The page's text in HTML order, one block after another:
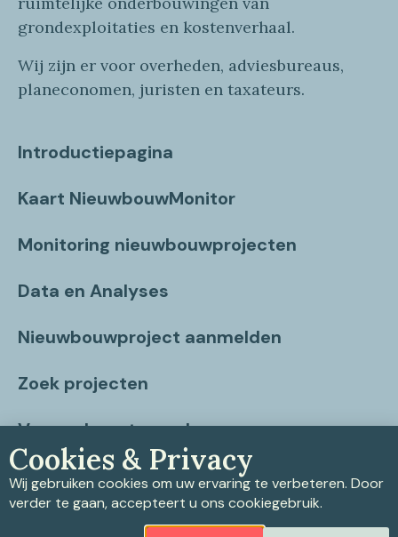
grondexploitaties en kostenverhaal.
Wij zijn er voor overheden, adviesbureaus,
planeconomen, juristen en taxateurs.
Introductiepagina
Kaart NieuwbouwMonitor
Monitoring nieuwbouwprojecten
Data en Analyses
Nieuwbouwproject aanmelden
Zoek projecten
Vragen beantwoord
Contact
Cookies & Privacy
Wij gebruiken cookies om uw ervaring te verbeteren. Door
verder te gaan, accepteert u ons cookiegebruik.